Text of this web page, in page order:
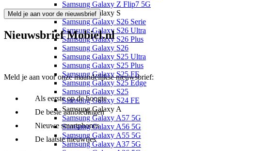
Samsung Galaxy Z Flip7 5G
Samsung Galaxy S
Samsung Galaxy S26 Serie
Samsung Galaxy S26 Ultra
Samsung Galaxy S26 Plus
Samsung Galaxy S26
Samsung Galaxy S25 Ultra
Samsung Galaxy S25 Plus
Samsung Galaxy S25 FE
Samsung Galaxy S25 Edge
Samsung Galaxy S25
Samsung Galaxy S24 FE
Samsung Galaxy A
Samsung Galaxy A57 5G
Samsung Galaxy A56 5G
Samsung Galaxy A55 5G
Samsung Galaxy A37 5G
Meld je aan voor de nieuwsbrief
Nieuwsbrief Mobiel.nl
Meld je aan voor onze maandelijkse nieuwsbrief:
Als eerste op de hoogte
De beste aanbiedingen
Nieuwe smartphones
De laatste nieuwtjes